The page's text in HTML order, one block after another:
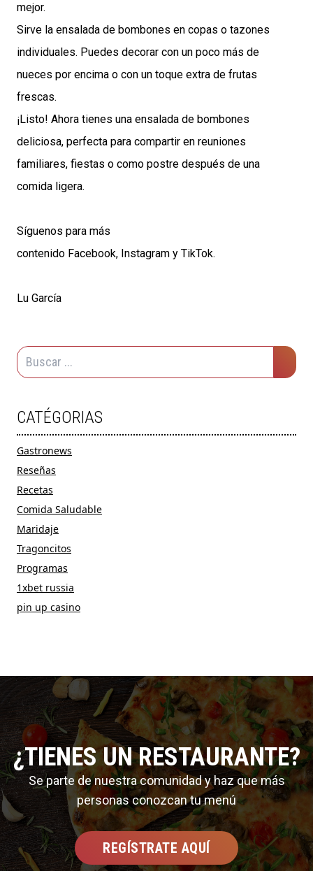
mejor.
Sirve la ensalada de bombones en copas o tazones
individuales. Puedes decorar con un poco más de
nueces por encima o con un toque extra de frutas
frescas.
¡Listo! Ahora tienes una ensalada de bombones
deliciosa, perfecta para compartir en reuniones
familiares, fiestas o como postre después de una
comida ligera.
Síguenos para más
contenido Facebook, Instagram y TikTok.
Lu García
CATÉGORIAS
Gastronews
Reseñas
Recetas
Comida Saludable
Maridaje
Tragoncitos
Programas
1xbet russia
pin up casino
¿TIENES UN RESTAURANTE?
Se parte de nuestra comunidad y haz que más
personas conozcan tu menú
REGÍSTRATE AQUÍ